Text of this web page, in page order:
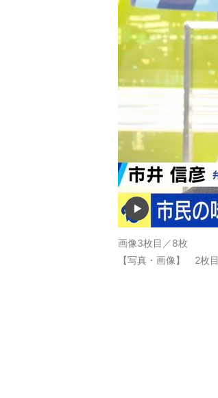
画像3枚目／8枚
【写真・画像】 2枚目